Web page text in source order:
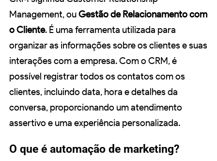
Management, ouGestão de Relacionamento com
o Cliente. É uma ferramenta utilizada para
organizar as informações sobre os clientes e suas
interações com a empresa. Com o CRM, é
possível registrar todos os contatos com os
clientes, incluindo data, hora e detalhes da
conversa, proporcionando um atendimento
assertivo e uma experiência personalizada.
O que é automação de marketing?